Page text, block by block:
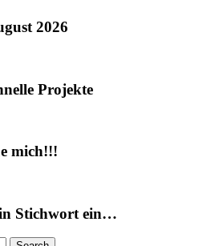
2026
Projekte
mich!!!
Stichwort ein…